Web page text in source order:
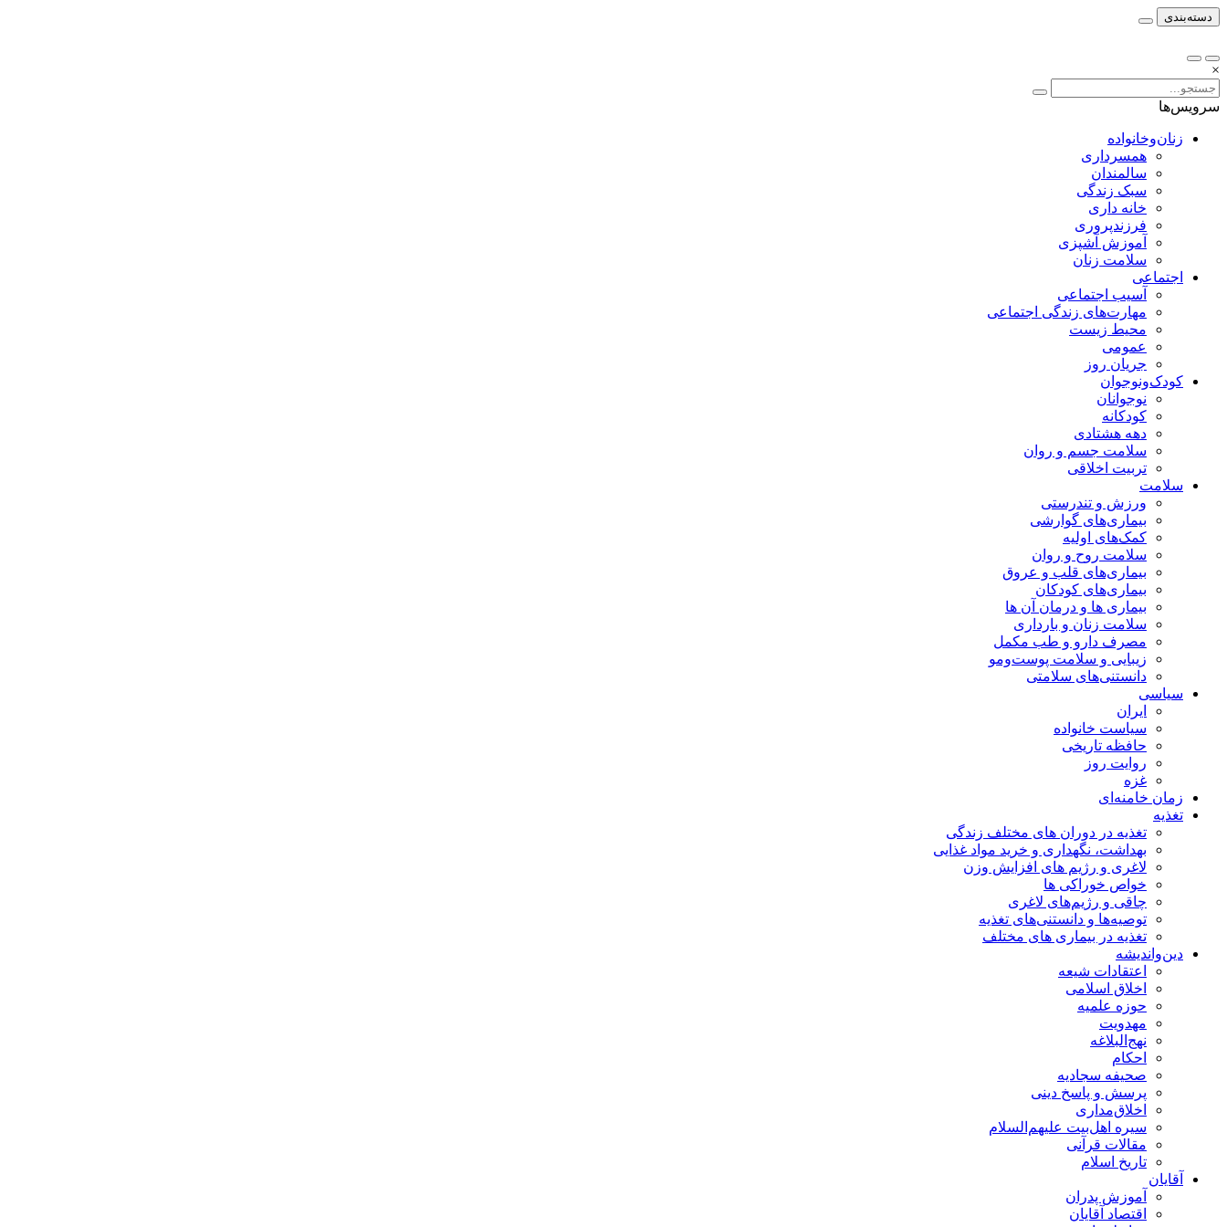
دسته‌بندی
×
سرویس‌ها
زنان‌وخانواده
همسرداری
سالمندان
سبک زندگی
خانه داری
فرزندپروری
آموزش آشپزی
سلامت زنان
اجتماعی
آسیب اجتماعی
مهارت‌های زندگی اجتماعی
محیط زیست
عمومی
جریان روز
کودک‌ونوجوان
نوجوانان
کودکانه
دهه هشتادی
سلامت جسم و روان
تربیت اخلاقی
سلامت
ورزش و تندرستی
بیماری‌های گوارشی
کمک‌های اولیه
سلامت روح و روان
بیماری‌های قلب و عروق
بیماری‌های کودکان
بیماری ها و درمان آن ها
سلامت زنان و بارداری
مصرف دارو و طب مکمل
زیبایی و سلامت پوست‌ومو
دانستنی‌های سلامتی
سیاسی
ایران
سیاست خانواده
حافظه تاریخی
روایت روز
غزه
زمان خامنه‌ای
تغذیه
تغذیه در دوران های مختلف زندگی
بهداشت، نگهداری و خرید مواد غذایی
لاغری و رژیم های افزایش وزن
خواص خوراكی ها
چاقی و رژیم‌های لاغری
توصیه‌ها و دانستنی‌های تغذیه
تغذیه در بیماری های مختلف
دین‌واندیشه
اعتقادات شیعه
اخلاق اسلامی
حوزه علمیه
مهدویت
نهج‌البلاغه
احکام
صحیفه سجادیه
پرسش و پاسخ دینی
اخلاق‌مداری
سیره اهل‌بیت علیهم‌السلام
مقالات قرآنی
تاریخ اسلام
آقایان
آموزش پدران
اقتصاد آقایان